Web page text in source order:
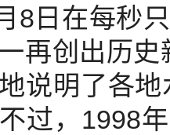
8日在每秒
再创出历
说明了各
过，1998